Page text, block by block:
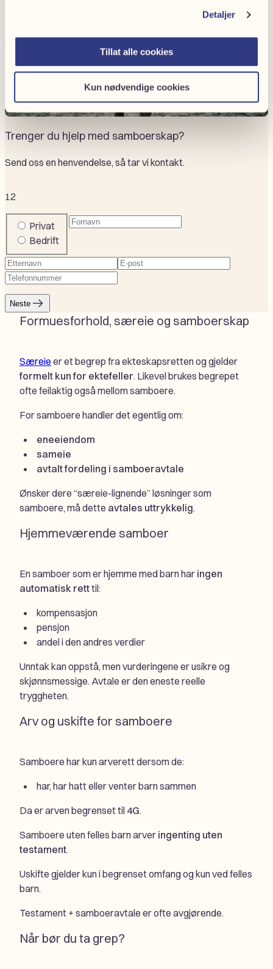
Detaljer
Tillat alle cookies
Kun nødvendige cookies
Trenger du hjelp med samboerskap?
Send oss en henvendelse, så tar vi kontakt.
12
Company
or
private
Privat
Bedrift
Fornavn
Etternavn
E-
Telefonnummer
Neste
Formuesforhold, særeie og samboerskap
Særeieer et begrep fra ekteskapsretten og gjelder
formelt kun for ektefeller. Likevel brukes begrepet
ofte feilaktig også mellom samboere.
For samboere handler det egentlig om:
eneeiendom
sameie
avtalt fordeling i samboeravtale
Ønsker dere “særeie-lignende” løsninger som
samboere, må dette avtales uttrykkelig.
Hjemmeværende samboer
En samboer som er hjemme med barn har ingen
automatisk retttil:
kompensasjon
pensjon
andel i den andres verdier
Unntak kan oppstå, men vurderingene er usikre og
skjønnsmessige. Avtale er den eneste reelle
tryggheten.
Arv og uskifte for samboere
Samboere har kun arverett dersom de:
har, har hatt eller venter barn sammen
Da er arven begrenset til 4G.
Samboere uten felles barn arver ingenting uten
testament.
Uskifte gjelder kun i begrenset omfang og kun ved felles
barn.
Testament + samboeravtale er ofte avgjørende.
Når bør du ta grep?